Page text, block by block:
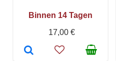
Binnen 14 Tagen
17,00 €